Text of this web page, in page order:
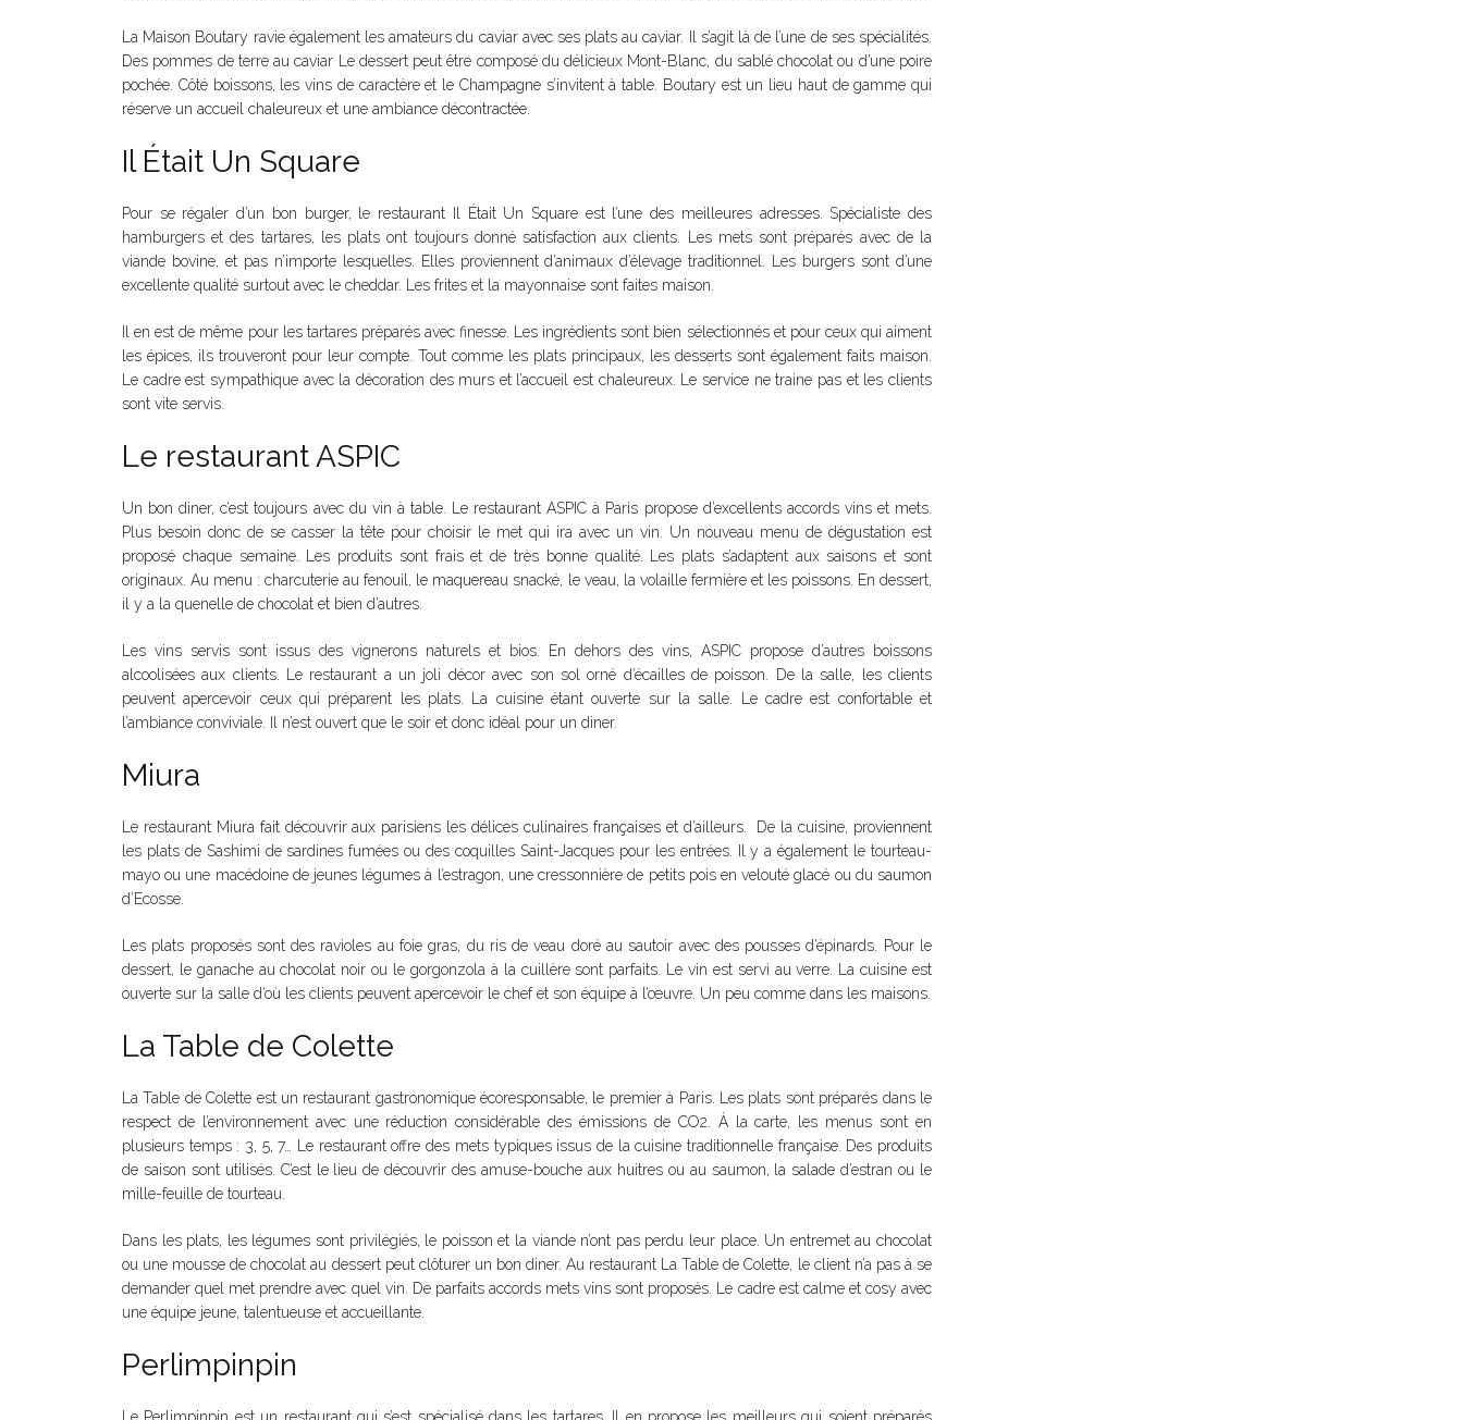
La Maison Boutary ravie également les amateurs du caviar avec ses plats au caviar. Il s’agit là de l’une de ses spécialités.
Des pommes de terre au caviar Le dessert peut être composé du délicieux Mont-Blanc, du sablé chocolat ou d’une poire
pochée. Côté boissons, les vins de caractère et le Champagne s’invitent à table. Boutary est un lieu haut de gamme qui
réserve un accueil chaleureux et une ambiance décontractée.
Il Était Un Square
Pour se régaler d’un bon burger, le restaurant Il Était Un Square est l’une des meilleures adresses. Spécialiste des
hamburgers et des tartares, les plats ont toujours donné satisfaction aux clients. Les mets sont préparés avec de la
viande bovine, et pas n’importe lesquelles. Elles proviennent d’animaux d’élevage traditionnel. Les burgers sont d’une
excellente qualité surtout avec le cheddar. Les frites et la mayonnaise sont faites maison.
Il en est de même pour les tartares préparés avec finesse. Les ingrédients sont bien sélectionnés et pour ceux qui aiment
les épices, ils trouveront pour leur compte. Tout comme les plats principaux, les desserts sont également faits maison.
Le cadre est sympathique avec la décoration des murs et l’accueil est chaleureux. Le service ne traine pas et les clients
sont vite servis.
Le restaurant ASPIC
Un bon diner, c’est toujours avec du vin à table. Le restaurant ASPIC à Paris propose d’excellents accords vins et mets.
Plus besoin donc de se casser la tête pour choisir le met qui ira avec un vin. Un nouveau menu de dégustation est
proposé chaque semaine. Les produits sont frais et de très bonne qualité. Les plats s’adaptent aux saisons et sont
originaux. Au menu : charcuterie au fenouil, le maquereau snacké, le veau, la volaille fermière et les poissons. En dessert,
il y a la quenelle de chocolat et bien d’autres.
Les vins servis sont issus des vignerons naturels et bios. En dehors des vins, ASPIC propose d’autres boissons
alcoolisées aux clients. Le restaurant a un joli décor avec son sol orné d’écailles de poisson. De la salle, les clients
peuvent apercevoir ceux qui préparent les plats. La cuisine étant ouverte sur la salle. Le cadre est confortable et
l’ambiance conviviale. Il n’est ouvert que le soir et donc idéal pour un diner.
Miura
Le restaurant Miura fait découvrir aux parisiens les délices culinaires françaises et d’ailleurs. De la cuisine, proviennent
les plats de Sashimi de sardines fumées ou des coquilles Saint-Jacques pour les entrées. Il y a également le tourteau-
mayo ou une macédoine de jeunes légumes à l’estragon, une cressonnière de petits pois en velouté glacé ou du saumon
d’Ecosse.
Les plats proposés sont des ravioles au foie gras, du ris de veau doré au sautoir avec des pousses d’épinards. Pour le
dessert, le ganache au chocolat noir ou le gorgonzola à la cuillère sont parfaits. Le vin est servi au verre. La cuisine est
ouverte sur la salle d’où les clients peuvent apercevoir le chef et son équipe à l’œuvre. Un peu comme dans les maisons.
La Table de Colette
La Table de Colette est un restaurant gastronomique écoresponsable, le premier à Paris. Les plats sont préparés dans le
respect de l’environnement avec une réduction considérable des émissions de CO2. À la carte, les menus sont en
plusieurs temps : 3, 5, 7… Le restaurant offre des mets typiques issus de la cuisine traditionnelle française. Des produits
de saison sont utilisés. C’est le lieu de découvrir des amuse-bouche aux huitres ou au saumon, la salade d’estran ou le
mille-feuille de tourteau.
Dans les plats, les légumes sont privilégiés, le poisson et la viande n’ont pas perdu leur place. Un entremet au chocolat
ou une mousse de chocolat au dessert peut clôturer un bon diner. Au restaurant La Table de Colette, le client n’a pas à se
demander quel met prendre avec quel vin. De parfaits accords mets vins sont proposés. Le cadre est calme et cosy avec
une équipe jeune, talentueuse et accueillante.
Perlimpinpin